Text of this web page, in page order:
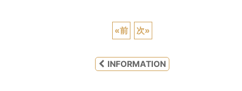
«前 次»
INFORMATION